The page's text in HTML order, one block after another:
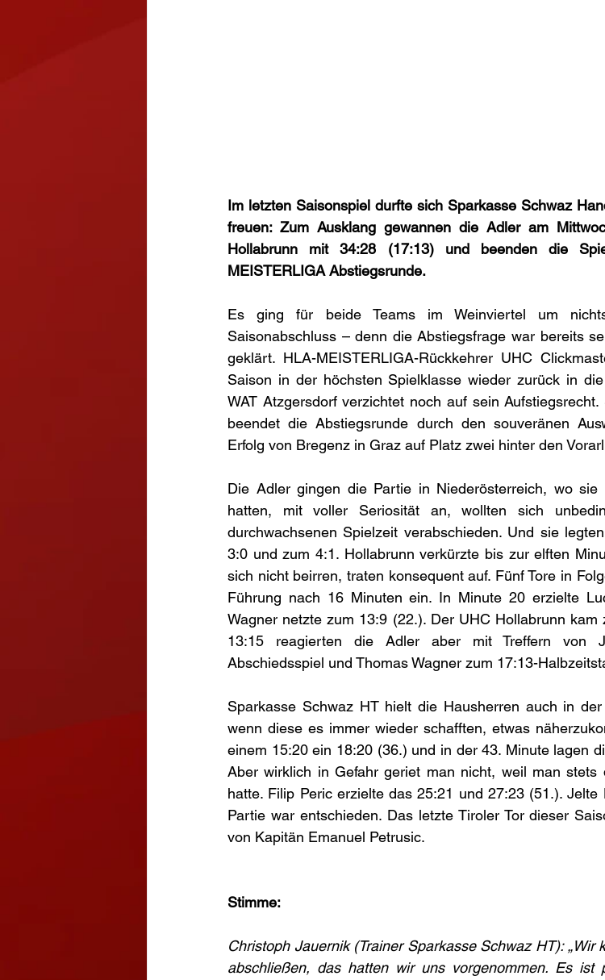
Im letzten Saisonspiel durfte sich Sparkasse Schwaz
freuen: Zum Ausklang gewannen die Adler am
Hollabrunn mit 34:28 (17:13) und beenden die
MEISTERLIGA Abstiegsrunde.
Es ging für beide Teams im Weinviertel um
Saisonabschluss – denn die Abstiegsfrage war bereits
geklärt. HLA-MEISTERLIGA-Rückkehrer UHC
Saison in der höchsten Spielklasse wieder zurück in
WAT Atzgersdorf verzichtet noch auf sein
beendet die Abstiegsrunde durch den souveränen
Erfolg von Bregenz in Graz auf Platz zwei hinter den
Die Adler gingen die Partie in Niederösterreich, wo
hatten, mit voller Seriosität an, wollten sich
durchwachsenen Spielzeit verabschieden. Und sie
3:0 und zum 4:1. Hollabrunn verkürzte bis zur elften
sich nicht beirren, traten konsequent auf. Fünf Tore in
Führung nach 16 Minuten ein. In Minute 20 erzielte
Wagner netzte zum 13:9 (22.). Der UHC Hollabrunn
13:15 reagierten die Adler aber mit Treffern von
Abschiedsspiel und Thomas Wagner zum 17:13-
Sparkasse Schwaz HT hielt die Hausherren auch in
wenn diese es immer wieder schafften, etwas
einem 15:20 ein 18:20 (36.) und in der 43. Minute lagen
Aber wirklich in Gefahr geriet man nicht, weil man
hatte. Filip Peric erzielte das 25:21 und 27:23 (51.).
Partie war entschieden. Das letzte Tiroler Tor dieser
von Kapitän Emanuel Petrusic.
Stimme:
Christoph Jauernik (Trainer Sparkasse Schwaz HT):
abschließen, das hatten wir uns vorgenommen. Es